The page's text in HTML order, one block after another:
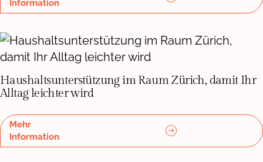
Information
Haushaltsunterstützung im Raum Zürich, damit Ihr
Alltag leichter wird
Mehr
Information